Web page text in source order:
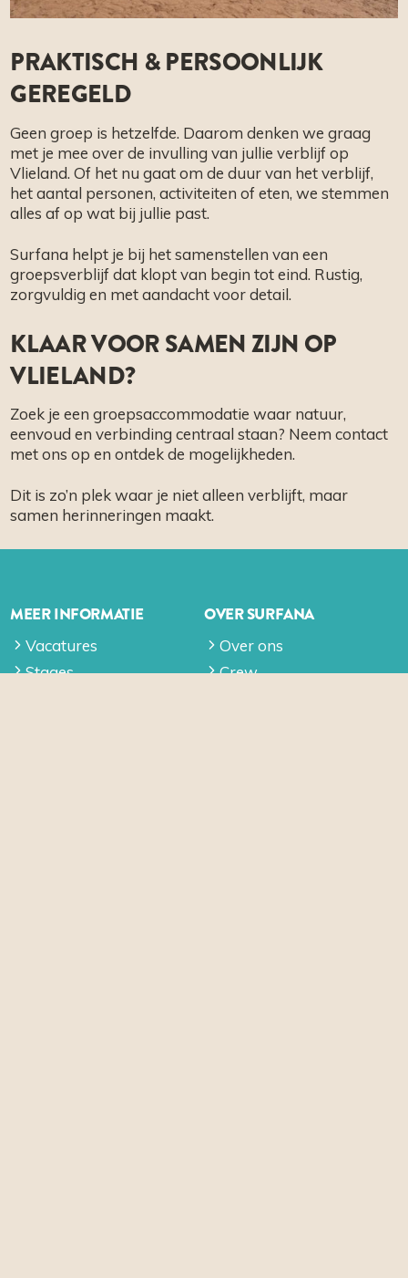
PRAKTISCH & PERSOONLIJK
GEREGELD
Geen groep is hetzelfde. Daarom denken we graag
met je mee over de invulling van jullie verblijf op
Vlieland. Of het nu gaat om de duur van het verblijf,
het aantal personen, activiteiten of eten, we stemmen
alles af op wat bij jullie past.
Surfana helpt je bij het samenstellen van een
groepsverblijf dat klopt van begin tot eind. Rustig,
zorgvuldig en met aandacht voor detail.
KLAAR VOOR SAMEN ZIJN OP
VLIELAND?
Zoek je een groepsaccommodatie waar natuur,
eenvoud en verbinding centraal staan? Neem contact
met ons op en ontdek de mogelijkheden.
Dit is zo’n plek waar je niet alleen verblijft, maar
samen herinneringen maakt.
MEER INFORMATIE
Vacatures
Stages
OVER SURFANA
Over ons
Crew